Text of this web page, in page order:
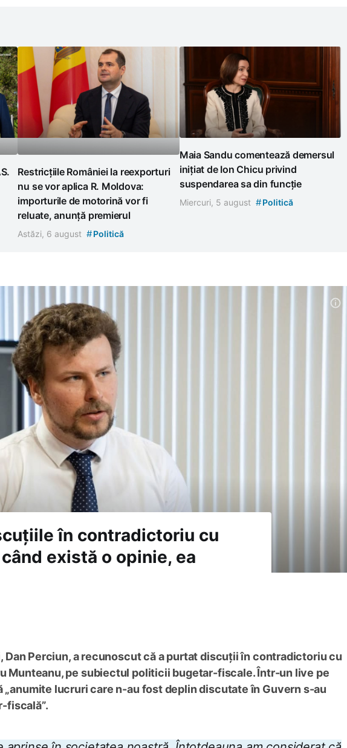
Restricțiile României la reexporturi
nu se vor aplica R. Moldova:
importurile de motorină vor fi
reluate, anunță premierul
Astăzi, 6 august #Politică
Maia Sandu comentează demersul
inițiat de Ion Chicu privind
suspendarea sa din funcție
Miercuri, 5 august #Politică
în contradictoriu cu
există o opinie, ea
Dan Perciun, a recunoscut că a purtat discuții în contradictoriu cu
Munteanu, pe subiectul politicii bugetar-fiscale. Într-un live pe
„anumite lucruri care n-au fost deplin discutate în Guvern s-au
fiscală”.